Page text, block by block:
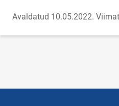
Avaldatud 10.05.2022.